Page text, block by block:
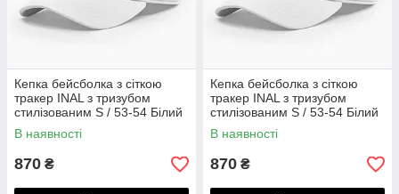
Кепка бейсболка з сіткою
тракер INAL з тризубом
стилізованим S / 53-54 Білий
283053
В наявності
870 ₴
Кепка бейсболка з сіткою
тракер INAL з тризубом
стилізованим S / 53-54 Білий
283453
В наявності
870 ₴